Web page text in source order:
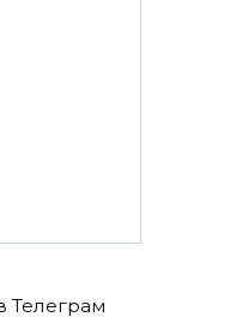
Телеграм